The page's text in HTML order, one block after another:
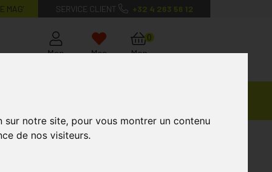
notre site, pour vous montrer un contenu
de nos visiteurs.
MAG’ SERVICE CLIENT +32 4 263 56 12
Mon
Mes
Mon
0